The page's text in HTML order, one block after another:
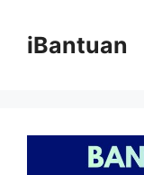
contentiBantuan